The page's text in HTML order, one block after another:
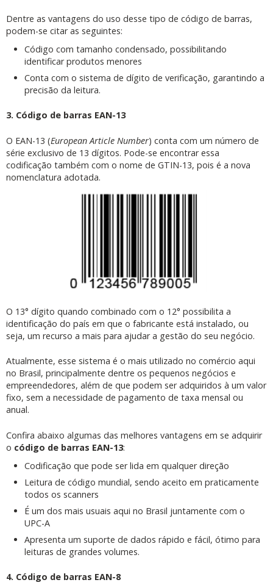
Dentre as vantagens do uso desse tipo de código de barras,
podem-se citar as seguintes:
Código com tamanho condensado, possibilitando
identificar produtos menores
Conta com o sistema de dígito de verificação, garantindo a
precisão da leitura.
3. Código de barras EAN-13
O EAN-13 (European Article Number) conta com um número de
série exclusivo de 13 dígitos. Pode-se encontrar essa
codificação também com o nome de GTIN-13, pois é a nova
nomenclatura adotada.
O 13° dígito quando combinado com o 12° possibilita a
identificação do país em que o fabricante está instalado, ou
seja, um recurso a mais para ajudar a gestão do seu negócio.
Atualmente, esse sistema é o mais utilizado no comércio aqui
no Brasil, principalmente dentre os pequenos negócios e
empreendedores, além de que podem ser adquiridos à um valor
fixo, sem a necessidade de pagamento de taxa mensal ou
anual.
Confira abaixo algumas das melhores vantagens em se adquirir
o código de barras EAN-13:
Codificação que pode ser lida em qualquer direção
Leitura de código mundial, sendo aceito em praticamente
todos os scanners
É um dos mais usuais aqui no Brasil juntamente com o
UPC-A
Apresenta um suporte de dados rápido e fácil, ótimo para
leituras de grandes volumes.
4. Código de barras EAN-8